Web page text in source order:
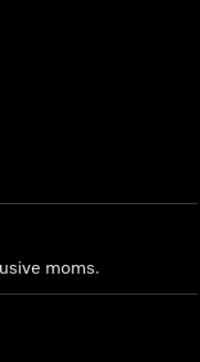
moms.